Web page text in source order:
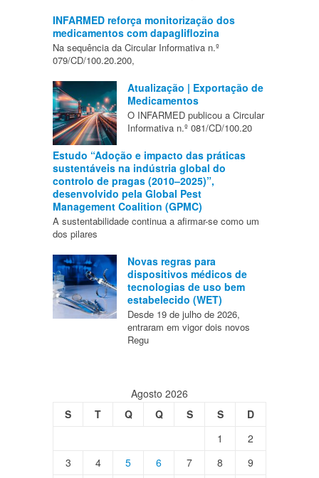
INFARMED reforça monitorização dos
medicamentos com dapagliflozina
Na sequência da Circular Informativa n.º
079/CD/100.20.200,
Atualização | Exportação de
Medicamentos
O INFARMED publicou a Circular
Informativa n.º 081/CD/100.20
Estudo “Adoção e impacto das práticas
sustentáveis na indústria global do
controlo de pragas (2010–2025)”,
desenvolvido pela Global Pest
Management Coalition (GPMC)
A sustentabilidade continua a afirmar-se como um
dos pilares
Novas regras para
dispositivos médicos de
tecnologias de uso bem
estabelecido (WET)
Desde 19 de julho de 2026,
entraram em vigor dois novos
Regu
Agosto 2026
S
T Q Q S S
D
1
2
3
4 5 6 7 8
9